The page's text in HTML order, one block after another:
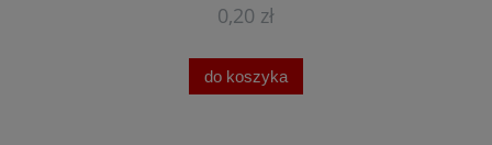
0,20 zł
do koszyka